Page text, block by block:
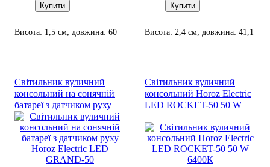
Купити
Висота: 1,5 см; довжина: 60
Купити
Висота: 2,4 см; довжина: 41,1
Світильник вуличний
консольний на сонячній
батареї з датчиком руху
Horoz Electric LED
GRAND-50
Світильник вуличний
консольний Horoz Electric
LED ROCKET-50 50 W